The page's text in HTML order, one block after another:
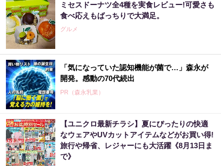
ミセスドーナツ全4種を実食レビュー!可愛さも
食べ応えもばっちりで大満足。
グルメ
「気になっていた認知機能が菌で…」森永が
開発。感動の70代続出
PR（森永乳業）
「え、こんなセールやってたの？」80％OFF
以上が続々登場！Amazonの本気が...
PR（Amazon）
【ユニクロ最新チラシ】夏にぴったりの快適
なウェアやUVカットアイテムなどがお買い得!
旅行や帰省、レジャーにも大活躍《8月13日ま
で》